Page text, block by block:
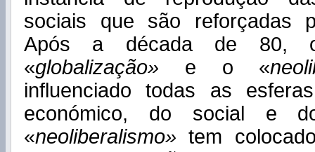
sociais que são reforçadas
Após a década de 80,
«globalização» e o «
influenciado todas as
económico, do social e
«neoliberalismo» tem